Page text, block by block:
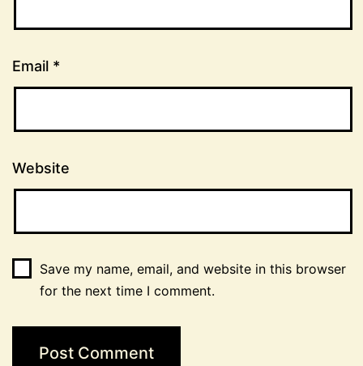
Email *
Website
Save my name, email, and website in this browser
for the next time I comment.